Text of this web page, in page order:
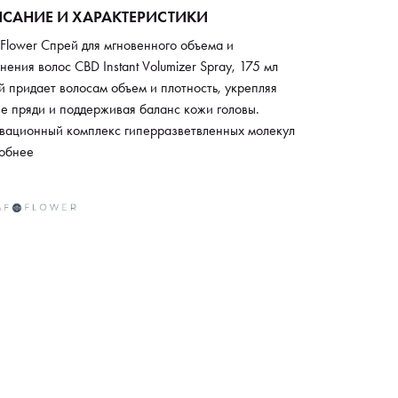
И ХАРАКТЕРИСТИКИ
Спрей для мгновенного объема и
волос CBD Instant Volumizer Spray, 175 мл
придает волосам объем и плотность, укрепляя
пряди и поддерживая баланс кожи головы.
комплекс гиперразветвленных молекул
незаметный каркас, обеспечивая стойкую
улучшает текстуру, делая локоны более